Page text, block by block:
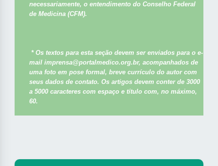
necessariamente, o entendimento do Conselho Federal
de Medicina (CFM).
* Os textos para esta seção devem ser enviados para o e-
mail imprensa@portalmedico.org.br, acompanhados de
uma foto em pose formal, breve currículo do autor com
seus dados de contato. Os artigos devem conter de 3000
a 5000 caracteres com espaço e título com, no máximo,
60.